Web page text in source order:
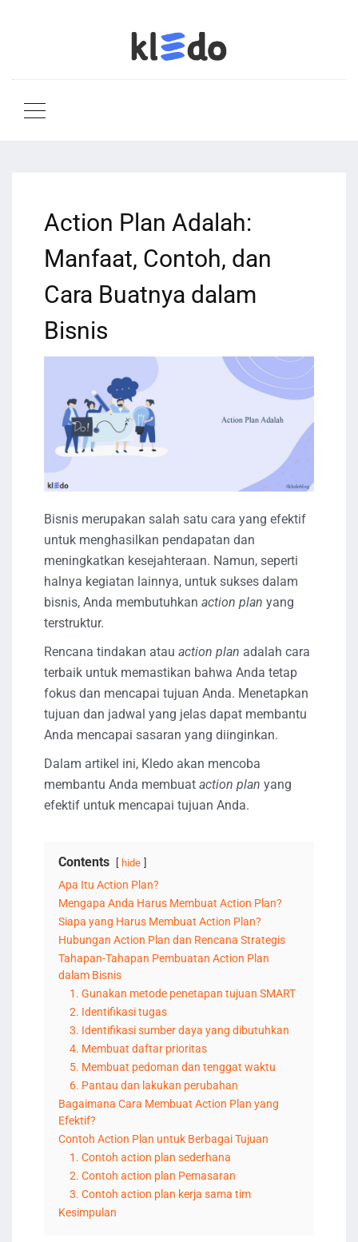
Action Plan Adalah:
Manfaat, Contoh, dan
Cara Buatnya dalam
Bisnis
Bisnis merupakan salah satu cara yang efektif
untuk menghasilkan pendapatan dan
meningkatkan kesejahteraan. Namun, seperti
halnya kegiatan lainnya, untuk sukses dalam
bisnis, Anda membutuhkan action plan yang
terstruktur.
Rencana tindakan atau action plan adalah cara
terbaik untuk memastikan bahwa Anda tetap
fokus dan mencapai tujuan Anda. Menetapkan
tujuan dan jadwal yang jelas dapat membantu
Anda mencapai sasaran yang diinginkan.
Dalam artikel ini, Kledo akan mencoba
membantu Anda membuat action plan yang
efektif untuk mencapai tujuan Anda.
Contents hide
Apa Itu Action Plan?
Mengapa Anda Harus Membuat Action Plan?
Siapa yang Harus Membuat Action Plan?
Hubungan Action Plan dan Rencana Strategis
Tahapan-Tahapan Pembuatan Action Plan
dalam Bisnis
1. Gunakan metode penetapan tujuan SMART
2. Identifikasi tugas
3. Identifikasi sumber daya yang dibutuhkan
4. Membuat daftar prioritas
5. Membuat pedoman dan tenggat waktu
6. Pantau dan lakukan perubahan
Bagaimana Cara Membuat Action Plan yang
Efektif?
Contoh Action Plan untuk Berbagai Tujuan
1. Contoh action plan sederhana
2. Contoh action plan Pemasaran
3. Contoh action plan kerja sama tim
Kesimpulan